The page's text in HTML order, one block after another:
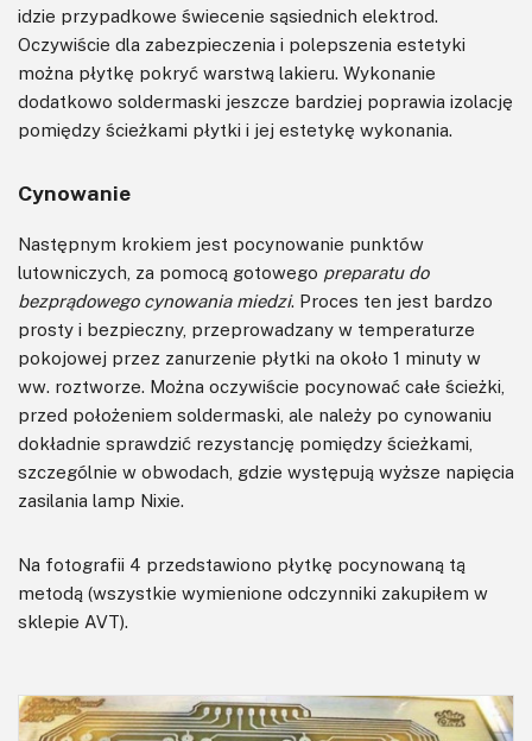
idzie przypadkowe świecenie sąsiednich elektrod.
Oczywiście dla zabezpieczenia i polepszenia estetyki
można płytkę pokryć warstwą lakieru. Wykonanie
dodatkowo soldermaski jeszcze bardziej poprawia izolację
pomiędzy ścieżkami płytki i jej estetykę wykonania.
Cynowanie
Następnym krokiem jest pocynowanie punktów
lutowniczych, za pomocą gotowego preparatu do
bezprądowego cynowania miedzi. Proces ten jest bardzo
prosty i bezpieczny, przeprowadzany w temperaturze
pokojowej przez zanurzenie płytki na około 1 minuty w
ww. roztworze. Można oczywiście pocynować całe ścieżki,
przed położeniem soldermaski, ale należy po cynowaniu
dokładnie sprawdzić rezystancję pomiędzy ścieżkami,
szczególnie w obwodach, gdzie występują wyższe napięcia
zasilania lamp Nixie.
Na fotografii 4 przedstawiono płytkę pocynowaną tą
metodą (wszystkie wymienione odczynniki zakupiłem w
sklepie AVT).